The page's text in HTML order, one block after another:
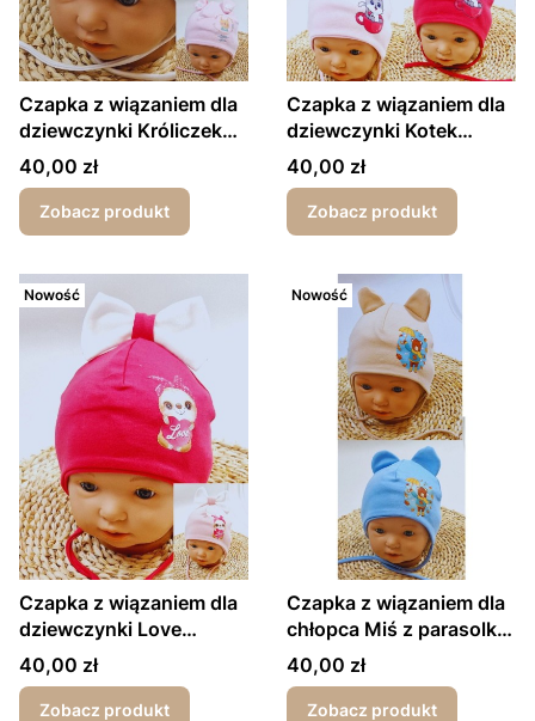
Czapka z wiązaniem dla
dziewczynki Króliczek
wiosna/jesień
Cena
40,00 zł
Zobacz produkt
Czapka z wiązaniem dla
dziewczynki Kotek
wiosna/jesień
Cena
40,00 zł
Zobacz produkt
Nowość
Czapka z wiązaniem dla
dziewczynki Love
wiosna/jesień
Cena
40,00 zł
Zobacz produkt
Nowość
Czapka z wiązaniem dla
chłopca Miś z parasolką
wiosna/jesień
Cena
40,00 zł
Zobacz produkt